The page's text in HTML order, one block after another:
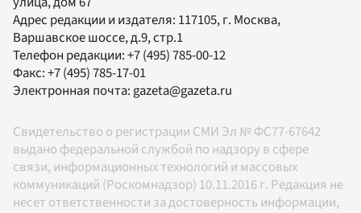
Адрес редакции и издателя: 117105, г. Москва,
Варшавское шоссе, д.9, стр.1
Телефон редакции:+7 (495) 785-00-12
Факс:+7 (495) 785-17-01
Электронная почта:gazeta@gazeta.ru
Свидетельство о регистрации СМИ Эл № ФС77-67642
выдано федеральной службой по надзору в сфере
связи, информационных технологий и массовых
коммуникаций (Роскомнадзор) 10.11.2016 г. Редакция не
несет ответственности за достоверность информации,